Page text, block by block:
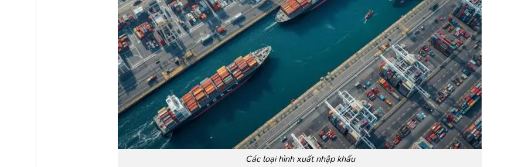
Các loại hình xuất nhập khẩu